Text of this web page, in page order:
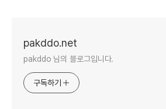
pakddo.net
pakddo 님의 블로그입니다.
구독하기